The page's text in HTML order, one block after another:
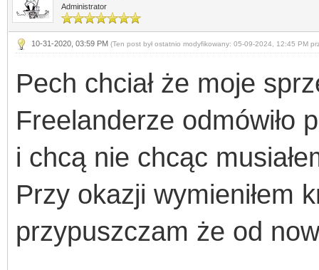
Administrator
10-31-2020, 03:59 PM (Ten post był ostatnio modyfikowany: 05-09-2024, 12:45 PM
Pech chciał że moje
Freelanderze odmówiło
i chcą nie chcąc
Przy okazji wymieniłem
przypuszczam że od